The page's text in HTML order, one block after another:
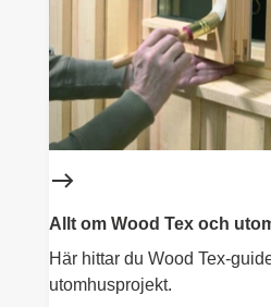
Allt om Wood Tex och
Här hittar du Wood Tex-
utomhusprojekt.